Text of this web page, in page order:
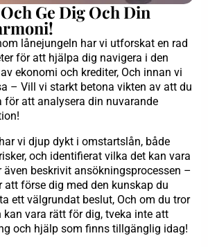
Ge Dig Och Din
lånejungeln har vi utforskat en rad
för att hjälpa dig navigera i den
ekonomi och krediter, Och innan vi
– Vill vi starkt betona vikten av att du
för att analysera din nuvarande
vi djup dykt i omstartslån, både
och identifierat vilka det kan vara
beskrivit ansökningsprocessen –
förse dig med den kunskap du
ett välgrundat beslut, Och om du tror
vara rätt för dig, tveka inte att
och hjälp som finns tillgänglig idag!